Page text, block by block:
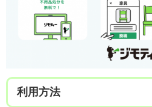
利用方法